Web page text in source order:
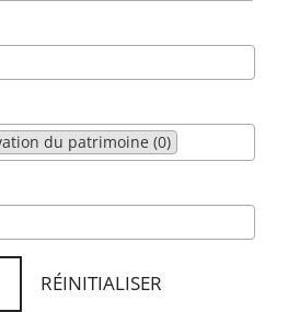
du patrimoine (0)
RÉINITIALISER